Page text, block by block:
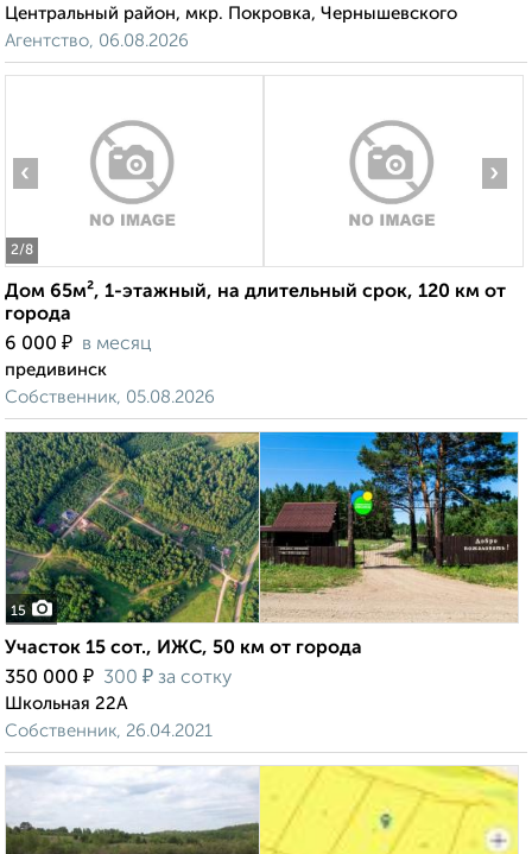
Центральный район, мкр. Покровка, Чернышевского
Агентство, 06.08.2026
2/8
‹ ›
Дом 65м², 1-этажный, на длительный срок, 120 км от
города
6 000 ₽ в месяц
предивинск
Собственник, 05.08.2026
15
Участок 15 сот., ИЖС, 50 км от города
350 000 ₽ 300 ₽ за сотку
Школьная 22А
Собственник, 26.04.2021